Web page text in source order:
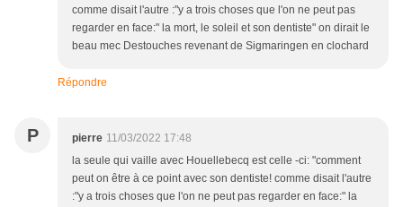
comme disait l'autre :"y a trois choses que l'on ne peut pas
regarder en face:" la mort, le soleil et son dentiste" on dirait le
beau mec Destouches revenant de Sigmaringen en clochard
Répondre
P pierre 11/03/2022 17:48
la seule qui vaille avec Houellebecq est celle -ci: "comment
peut on être à ce point avec son dentiste! comme disait l'autre
:"y a trois choses que l'on ne peut pas regarder en face:" la